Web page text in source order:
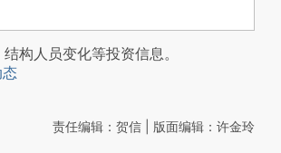
构人员变化等投资信息。
责任编辑：贺信 | 版面编辑：许金玲